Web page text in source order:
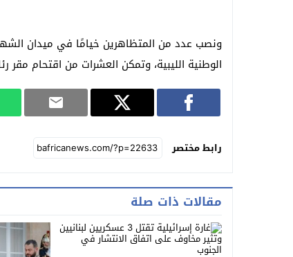
ونصب عدد من المتظاهرين خيامًا في ⁧‫ميدان
الوطنية الليبية، وتمكن العشرات من اقتحام
رابط مختصر
مقالات ذات صلة